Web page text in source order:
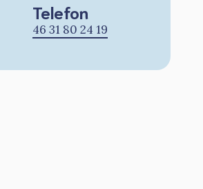
Telefon
46 31 80 24 19